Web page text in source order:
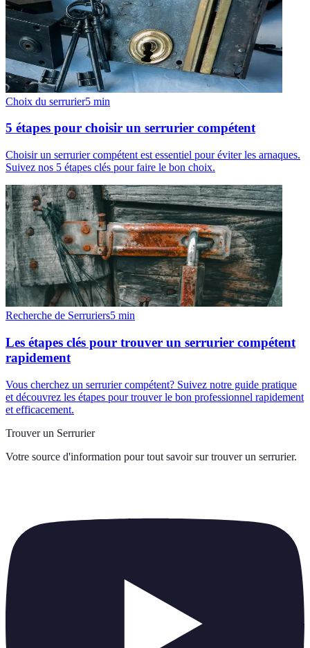
Choix du serrurier5 min
5 étapes pour choisir un serrurier compétent
Choisir un serrurier compétent est essentiel pour éviter les arnaques.
Suivez nos 5 étapes clés pour faire le bon choix.
Recherche de Serruriers5 min
Les étapes clés pour trouver un serrurier compétent
rapidement
Vous cherchez un serrurier compétent? Suivez notre guide pratique
et découvrez les étapes pour trouver le bon professionnel rapidement
et efficacement.
Trouver un Serrurier
Votre source d'information pour tout savoir sur trouver un serrurier.